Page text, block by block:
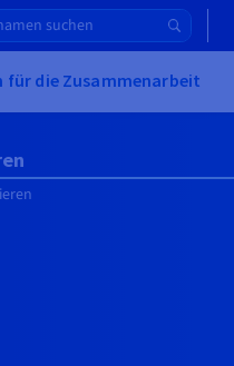
für die Zusammenarbeit